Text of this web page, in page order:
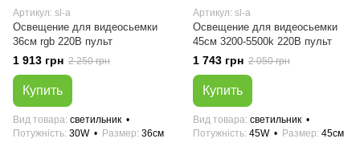
Артикул: sl-a
Освещение для видеосьемки
36см rgb 220В пульт
1 913 грн 2 250 грн
Купить
Вид товара светильник
Потужність 30W Размер 36см
Артикул: sl-a
Освещение для видеосьемки
45см 3200-5500k 220В пульт
1 743 грн 2 050 грн
Купить
Вид товара светильник
Потужність 45W Размер 45см